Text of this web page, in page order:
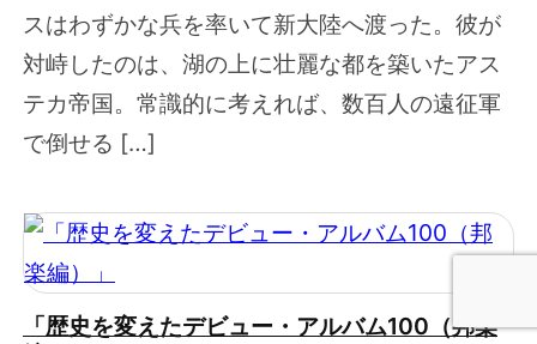
スはわずかな兵を率いて新大陸へ渡った。彼が
対峙したのは、湖の上に壮麗な都を築いたアス
テカ帝国。常識的に考えれば、数百人の遠征軍
で倒せる […]
「歴史を変えたデビュー・アルバム100（邦楽